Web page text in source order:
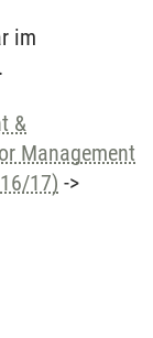
im
&
Management
17) ->